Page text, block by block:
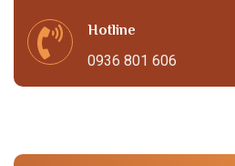
Hotline
0936 801 606